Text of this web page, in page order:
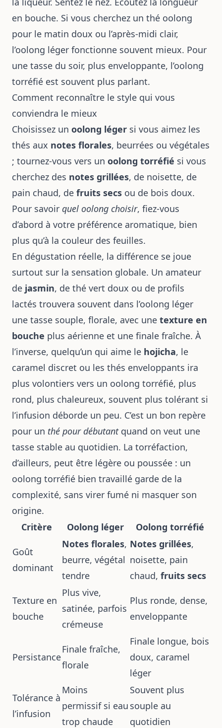
en bouche. Si vous cherchez un thé oolong
pour le matin doux ou l’après-midi clair,
l’oolong léger fonctionne souvent mieux. Pour
une tasse du soir, plus enveloppante, l’oolong
torréfié est souvent plus parlant.
Comment reconnaître le style qui vous
conviendra le mieux
Choisissez un oolong léger si vous aimez les
thés aux notes florales, beurrées ou végétales
; tournez-vous vers un oolong torréfié si vous
cherchez des notes grillées, de noisette, de
pain chaud, de fruits secs ou de bois doux.
Pour savoir quel oolong choisir, fiez-vous
d’abord à votre préférence aromatique, bien
plus qu’à la couleur des feuilles.
En dégustation réelle, la différence se joue
surtout sur la sensation globale. Un amateur
de jasmin, de thé vert doux ou de profils
lactés trouvera souvent dans l’oolong léger
une tasse souple, florale, avec une texture en
bouche plus aérienne et une finale fraîche. À
l’inverse, quelqu’un qui aime le hojicha, le
caramel discret ou les thés enveloppants ira
plus volontiers vers un oolong torréfié, plus
rond, plus chaleureux, souvent plus tolérant si
l’infusion déborde un peu. C’est un bon repère
pour un thé pour débutantquand on veut une
tasse stable au quotidien. La torréfaction,
d’ailleurs, peut être légère ou poussée : un
oolong torréfié bien travaillé garde de la
complexité, sans virer fumé ni masquer son
origine.
Critère
Oolong léger Oolong torréfié
Goût
dominant
Notes florales,
beurre, végétal
tendre
Notes grillées,
noisette, pain
chaud, fruits secs
Texture en
bouche
Plus vive,
satinée, parfois
crémeuse
Plus ronde, dense,
enveloppante
Persistance
Finale fraîche,
florale
Finale longue, bois
doux, caramel
léger
Tolérance à
l’infusion
Moins
permissif si eau
trop chaude
Souvent plus
souple au
quotidien